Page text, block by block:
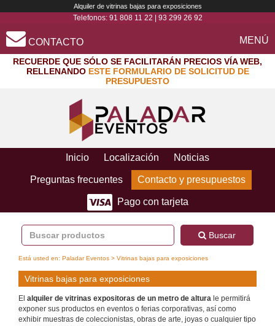
Alquiler de vitrinas bajas para exposiciones
Telefonos: 91 808 11 22 93 299 26 92
CONTACTO MENÚ
RECUERDE QUE SÓLO SE FACILITARÁN PRECIOS VÍA WEB,
RELLENANDO ESTE FORMULARIO DE SOLICITUD DE
PRESUPUESTO
Inicio Localización Noticias
Preguntas frecuentes Contacto y presupuestos
Pago con tarjeta
Buscar
Está usted en: Paladar Eventos > Vitrinas bajas para exposiciones
Vitrinas bajas para exposiciones
El alquiler de vitrinas expositoras de un metro de altura le permitirá
exponer sus productos en eventos o ferias corporativas, así como
exhibir muestras de coleccionistas, obras de arte, joyas o cualquier tipo